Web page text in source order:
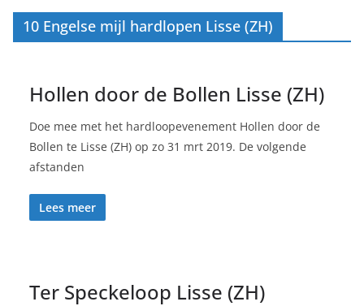
10 Engelse mijl hardlopen Lisse (ZH)
Hollen door de Bollen Lisse (ZH)
Doe mee met het hardloopevenement Hollen door de
Bollen te Lisse (ZH) op zo 31 mrt 2019. De volgende
afstanden
Lees meer
Ter Speckeloop Lisse (ZH)